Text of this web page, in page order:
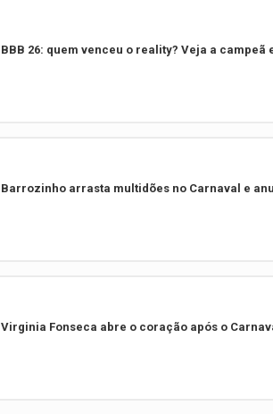
BBB 26: quem venceu o reality? Veja a
Barrozinho arrasta multidões no Carnaval e
Virginia Fonseca abre o coração após o